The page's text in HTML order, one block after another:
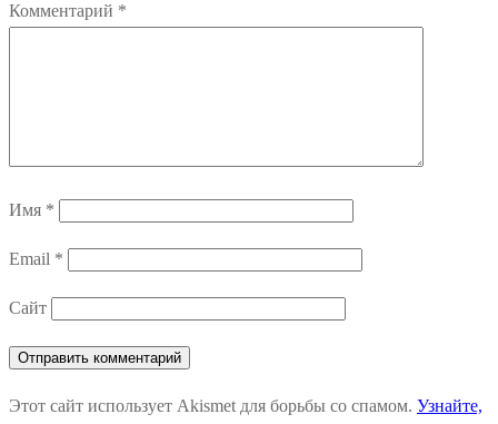
Комментарий *
Имя *
Email *
Сайт
Этот сайт использует Akismet для борьбы со спамом. Узнайте,